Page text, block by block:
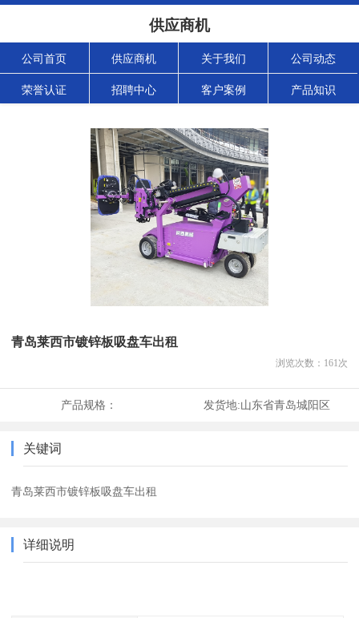
供应商机
公司首页 供应商机 关于我们 公司动态
荣誉认证 招聘中心 客户案例 产品知识
青岛莱西市镀锌板吸盘车出租
浏览次数： 161次
产品规格： 发货地:山东省青岛城阳区
关键词
青岛莱西市镀锌板吸盘车出租
详细说明